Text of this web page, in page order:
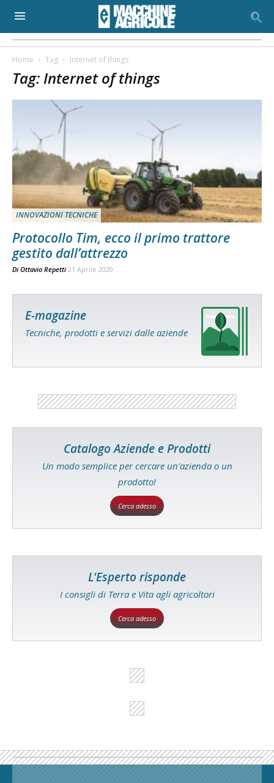
Home Tag Internet of things
Tag: Internet of things
INNOVAZIONI TECNICHE
Protocollo Tim, ecco il primo trattore
gestito dall’attrezzo
Di Ottavio Repetti 21 Aprile 2020
E-magazine
Tecniche, prodotti e servizi dalle aziende
Catalogo Aziende e Prodotti
Un modo semplice per cercare un'azienda o un
prodotto!
Cerca adesso
L'Esperto risponde
I consigli di Terra e Vita agli agricoltori
Cerca adesso